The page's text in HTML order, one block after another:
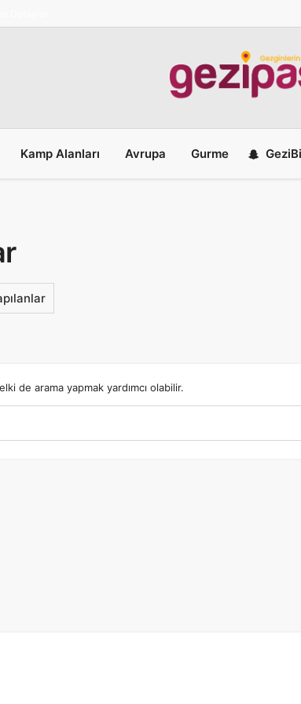
Kamp Alanları Avrupa Gurme
de arama yapmak yardımcı olabilir.